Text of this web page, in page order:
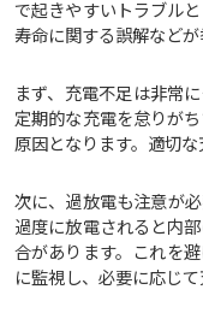
で起きやすいトラブル
寿命に関する誤解などが
まず、充電不足は非常
定期的な充電を怠りが
原因となります。適切な
次に、過放電も注意が
過度に放電されると内
合があります。これを
に監視し、必要に応じ